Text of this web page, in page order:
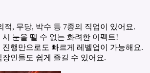
적, 무당, 박수 등 7종의 직업이 있어요.
시 눈을 뗄 수 없는 화려한 이펙트!
진행만으로도 빠르게 레벨업이 가능해요.
장인들도 쉽게 즐길 수 있어요.